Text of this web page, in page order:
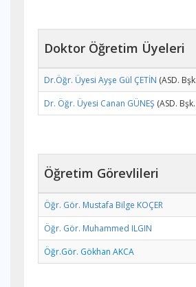
Doktor Öğretim Üyeleri
Dr.Öğr. Üyesi Ayşe Gül ÇETİN (ASD.
Dr. Öğr. Üyesi Canan GÜNEŞ (ASD.
Öğretim Görevlileri
Öğr. Gör. Mustafa Bilge KOÇER
Öğr. Gör. Muhammed ILGIN
Öğr.Gör. Gökhan AKCA